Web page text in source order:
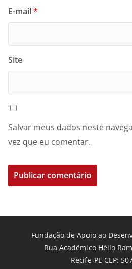
E-mail*
Site
Salvar meus dados neste
vez que eu comentar.
Fundação de Apoio ao
Rua Acadêmico Hélio
Recife-PE CEP: